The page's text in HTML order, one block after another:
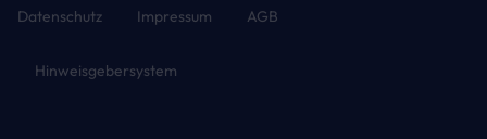
Datenschutz Impressum AGB
Hinweisgebersystem